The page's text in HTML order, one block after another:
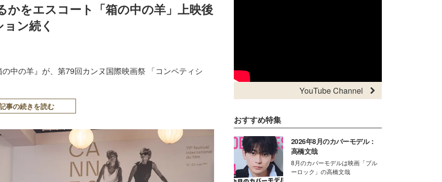
かをエスコート「箱の中の羊」上映後
ン続く
中の羊』が、第79回カンヌ国際映画祭 「コンペティシ
事の続きを読む
YouTube Channel
おすすめ特集
2026年8月のカバーモデル：
高橋文哉
8月のカバーモデルは映画「ブル
ーロック」の高橋文哉